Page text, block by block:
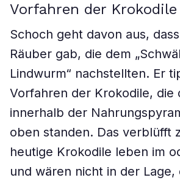
Vorfahren der Krokodile
Schoch geht davon aus,
Räuber gab, die dem
Lindwurm“ nachstellten. Er
Vorfahren der Krokodile, die
innerhalb der
oben standen. Das verblüfft
heutige Krokodile leben im
und wären nicht in der